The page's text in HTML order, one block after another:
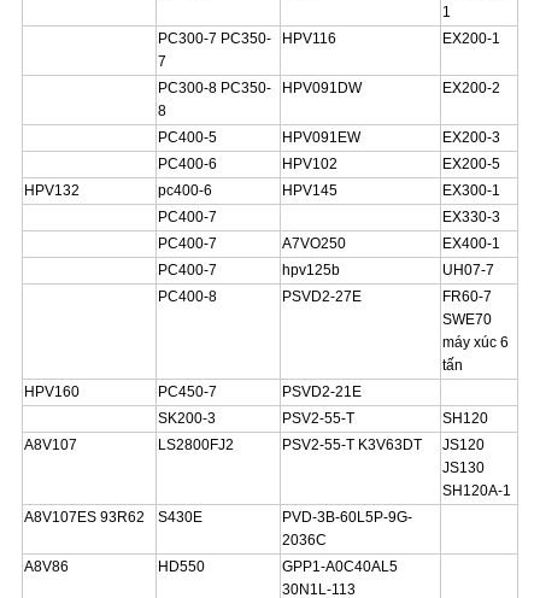
1
PC300-7 PC350-
7
HPV116 EX200-1
PC300-8 PC350-
8
HPV091DW EX200-2
PC400-5 HPV091EW
EX200-3
PC400-6
HPV102
EX200-5
HPV132
pc400-6 HPV145
EX300-1
PC400-7
EX330-3
PC400-7
A7VO250
EX400-1
PC400-7
hpv125b
UH07-7
PC400-8
PSVD2-27E
FR60-7
SWE70
máy xúc 6
tấn
HPV160
PC450-7
PSVD2-21E
SK200-3
PSV2-55-T
SH120
A8V107
LS2800FJ2 PSV2-55-T K3V63DT
JS120
JS130
SH120A-1
A8V107ES 93R62
S430E
PVD-3B-60L5P-9G-
2036C
A8V86
HD550
GPP1-A0C40AL5
30N1L-113